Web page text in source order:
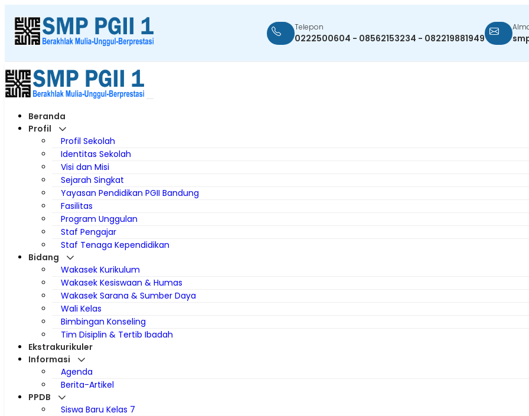
Telepon
0222500604 - 08562153234 - 082219881949
Beranda
Profil
Profil Sekolah
Identitas Sekolah
Visi dan Misi
Sejarah Singkat
Yayasan Pendidikan PGII Bandung
Fasilitas
Program Unggulan
Staf Pengajar
Staf Tenaga Kependidikan
Bidang
Wakasek Kurikulum
Wakasek Kesiswaan & Humas
Wakasek Sarana & Sumber Daya
Wali Kelas
Bimbingan Konseling
Tim Disiplin & Tertib Ibadah
Ekstrakurikuler
Informasi
Agenda
Berita-Artikel
PPDB
Siswa Baru Kelas 7